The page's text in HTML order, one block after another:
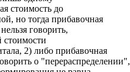
стоимость до
но тогда прибавочная
говорить,
стоимости
2) либо прибавочная
о "перераспределении",